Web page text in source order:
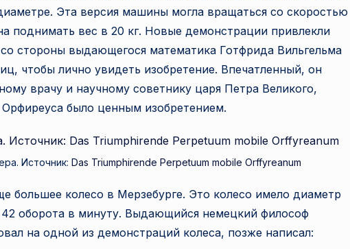
Эта версия машины могла вращаться со скоростью
поднимать вес в 20 кг. Новые демонстрации привлекли
стороны выдающегося математика Готфрида Вильгельма
чтобы лично увидеть изобретение. Впечатленный, он
врачу и научному советнику царя Петра Великого,
было ценным изобретением.
Источник: Das Triumphirende Perpetuum mobile Orffyreanum
большее колесо в Мерзебурге. Это колесо имело диаметр
оборота в минуту. Выдающийся немецкий философ
на одной из демонстраций колеса, позже написал: